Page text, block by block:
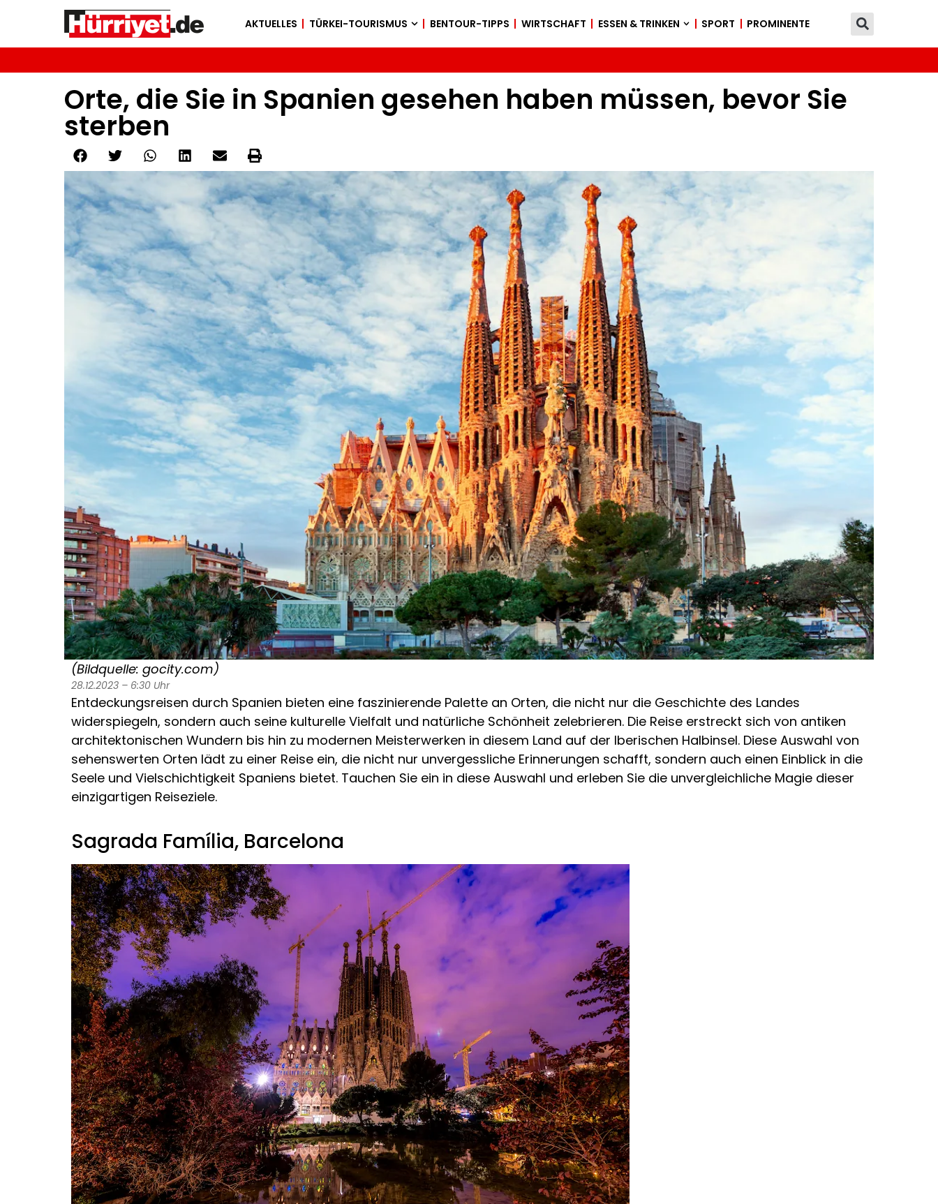
AKTUELLES TÜRKEI-TOURISMUS BENTOUR-TIPPS WIRTSCHAFT ESSEN & TRINKEN SPORT PROMINENTE
Orte, die Sie in Spanien gesehen haben müssen, bevor Sie
sterben
(Bildquelle: gocity.com)
28.12.2023 – 6:30 Uhr
Entdeckungsreisen durch Spanien bieten eine faszinierende Palette an Orten, die nicht nur die Geschichte des Landes
widerspiegeln, sondern auch seine kulturelle Vielfalt und natürliche Schönheit zelebrieren. Die Reise erstreckt sich von antiken
architektonischen Wundern bis hin zu modernen Meisterwerken in diesem Land auf der Iberischen Halbinsel. Diese Auswahl von
sehenswerten Orten lädt zu einer Reise ein, die nicht nur unvergessliche Erinnerungen schafft, sondern auch einen Einblick in die
Seele und Vielschichtigkeit Spaniens bietet. Tauchen Sie ein in diese Auswahl und erleben Sie die unvergleichliche Magie dieser
einzigartigen Reiseziele.
Sagrada Família, Barcelona